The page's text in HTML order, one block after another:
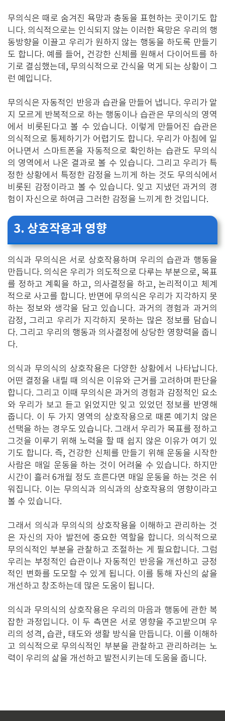
무의식은 때로 숨겨진 욕망과 충동을 표현하는 곳이기도 합
니다. 의식적으로는 인식되지 않는 이러한 욕망은 우리의 행
동방향을 이끌고 우리가 원하지 않는 행동을 하도록 만들기
도 합니다. 예를 들어, 건강한 신체를 원해서 다이어트를 하
기로 결심했는데, 무의식적으로 간식을 먹게 되는 상황이 그
런 예입니다.
무의식은 자동적인 반응과 습관을 만들어 냅니다. 우리가 알
지 모르게 반복적으로 하는 행동이나 습관은 무의식의 영역
에서 비롯된다고 볼 수 있습니다. 이렇게 만들어진 습관은
의식적으로 통제하기가 어렵기도 합니다. 우리가 아침에 일
어나면서 스마트폰을 자동적으로 확인하는 습관도 무의식
의 영역에서 나온 결과로 볼 수 있습니다. 그리고 우리가 특
정한 상황에서 특정한 감정을 느끼게 하는 것도 무의식에서
비롯된 감정이라고 볼 수 있습니다. 잊고 지냈던 과거의 경
험이 자신으로 하여금 그러한 감정을 느끼게 한 것입니다.
3. 상호작용과 영향
의식과 무의식은 서로 상호작용하며 우리의 습관과 행동을
만듭니다. 의식은 우리가 의도적으로 다루는 부분으로, 목표
를 정하고 계획을 하고, 의사결정을 하고, 논리적이고 체계
적으로 사고를 합니다. 반면에 무의식은 우리가 지각하지 못
하는 정보와 생각을 담고 있습니다. 과거의 경험과 과거의
감정, 그리고 우리가 지각하지 못하는 많은 정보를 담습니
다. 그리고 우리의 행동과 의사결정에 상당한 영향력을 줍니
다.
의식과 무의식의 상호작용은 다양한 상황에서 나타납니다.
어떤 결정을 내릴 때 의식은 이유와 근거를 고려하며 판단을
합니다. 그리고 이때 무의식은 과거의 경험과 감정적인 요소
와 우리가 보고 듣고 읽었지만 잊고 있었던 정보를 반영해
줍니다. 이 두 가지 영역의 상호작용으로 때론 예기치 않은
선택을 하는 경우도 있습니다. 그래서 우리가 목표를 정하고
그것을 이루기 위해 노력을 할 때 쉽지 않은 이유가 여기 있
기도 합니다. 즉, 건강한 신체를 만들기 위해 운동을 시작한
사람은 매일 운동을 하는 것이 어려울 수 있습니다. 하지만
시간이 흘러 6개월 정도 흐른다면 매일 운동을 하는 것은 쉬
워집니다. 이는 무의식과 의식과의 상호작용의 영향이라고
볼 수 있습니다.
그래서 의식과 무의식의 상호작용을 이해하고 관리하는 것
은 자신의 자아 발전에 중요한 역할을 합니다. 의식적으로
무의식적인 부분을 관찰하고 조절하는 게 필요합니다. 그럼
우리는 부정적인 습관이나 자동적인 반응을 개선하고 긍정
적인 변화를 도모할 수 있게 됩니다. 이를 통해 자신의 삶을
개선하고 창조하는데 많은 도움이 됩니다.
의식과 무의식의 상호작용은 우리의 마음과 행동에 관한 복
잡한 과정입니다. 이 두 측면은 서로 영향을 주고받으며 우
리의 성격, 습관, 태도와 생활 방식을 만듭니다. 이를 이해하
고 의식적으로 무의식적인 부분을 관찰하고 관리하려는 노
력이 우리의 삶을 개선하고 발전시키는데 도움을 줍니다.